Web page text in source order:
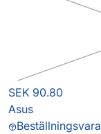
SEK 90.80
Asus
Beställningsvara